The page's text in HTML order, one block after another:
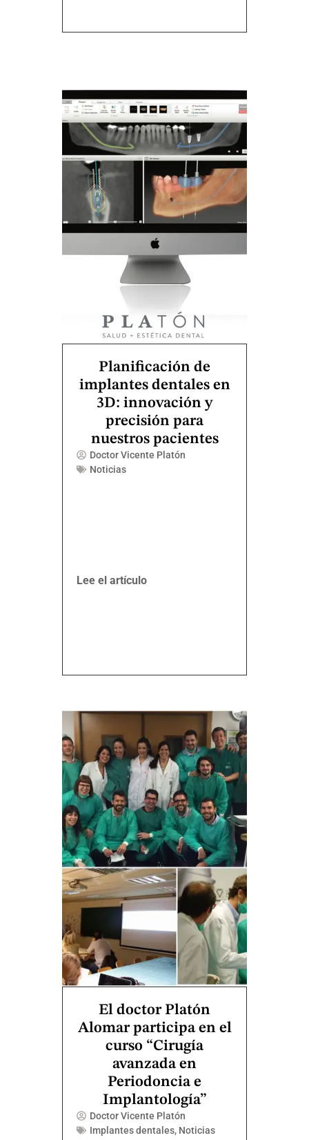
Planificación de
implantes dentales en
3D: innovación y
precisión para
nuestros pacientes
Doctor Vicente Platón
Noticias
Lee el artículo
El doctor Platón
Alomar participa en el
curso “Cirugía
avanzada en
Periodoncia e
Implantología”
Doctor Vicente Platón
Implantes dentales, Noticias